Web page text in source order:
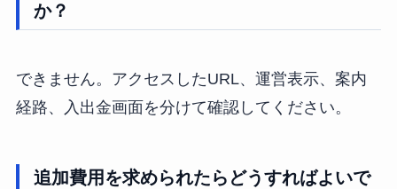
か？
できません。アクセスしたURL、運営表示、案内
経路、入出金画面を分けて確認してください。
追加費用を求められたらどうすればよいで